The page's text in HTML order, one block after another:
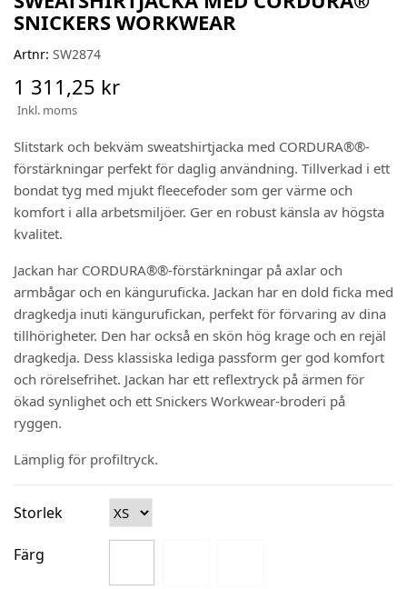
SNICKERS WORKWEAR
Artnr: SW2874
1 311,25 kr
Inkl. moms
Slitstark och bekväm sweatshirtjacka med CORDURA®®-
förstärkningar perfekt för daglig användning. Tillverkad i ett
bondat tyg med mjukt fleecefoder som ger värme och
komfort i alla arbetsmiljöer. Ger en robust känsla av högsta
kvalitet.
Jackan har CORDURA®®-förstärkningar på axlar och
armbågar och en känguruficka. Jackan har en dold ficka med
dragkedja inuti kängurufickan, perfekt för förvaring av dina
tillhörigheter. Den har också en skön hög krage och en rejäl
dragkedja. Dess klassiska lediga passform ger god komfort
och rörelsefrihet. Jackan har ett reflextryck på ärmen för
ökad synlighet och ett Snickers Workwear-broderi på
ryggen.
Lämplig för profiltryck.
Storlek
Färg